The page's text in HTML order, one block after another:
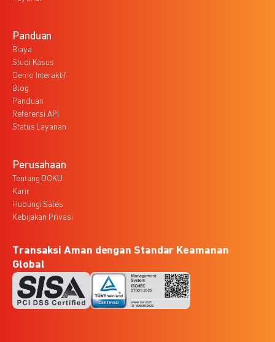
Panduan
Biaya
Studi Kasus
Demo Interaktif
Blog
Panduan
Referensi API
Status Layanan
Perusahaan
Tentang DOKU
Karir
Hubungi Sales
Kebijakan Privasi
Transaksi Aman dengan Standar Keamanan
Global